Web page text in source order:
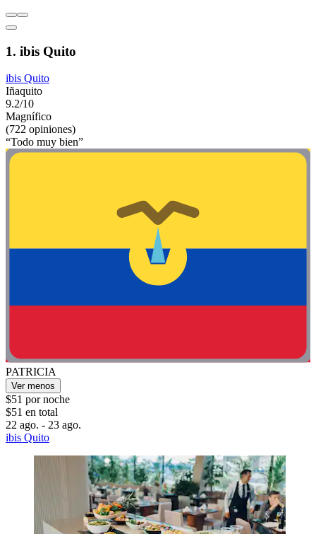
1. ibis Quito
ibis Quito
Iñaquito
9.2/10
Magnífico
(722 opiniones)
“Todo muy bien”
PATRICIA
Ver menos
$51 por noche
$51 en total
22 ago. - 23 ago.
ibis Quito